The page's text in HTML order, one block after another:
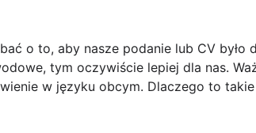
o to, aby nasze podanie lub CV było
tym oczywiście lepiej dla nas.
w języku obcym. Dlaczego to